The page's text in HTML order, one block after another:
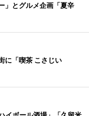
」とグルメ企画「夏辛
に「喫茶 こさじい